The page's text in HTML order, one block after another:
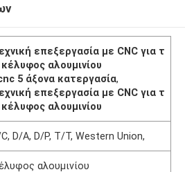
επεξεργασία με CNC για τ
αλουμινίου
5 άξονα κατεργασία,
επεξεργασία με CNC για τ
αλουμινίου
D/A, D/P, T/T, Western Union,
αλουμινίου